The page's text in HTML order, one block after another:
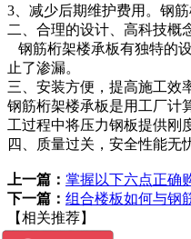
3、减少后期维护费用。钢
二、合理的设计、高科技概
钢筋桁架楼承板有独特的
止了渗漏。
三、安装方便，提高施工效
钢筋桁架楼承板是用工厂计
工过程中将压力钢板提供刚
四、质量过关，安全性能无
上一篇： 掌握以下六点正确
下一篇： 组合楼板如何与钢
【相关推荐】